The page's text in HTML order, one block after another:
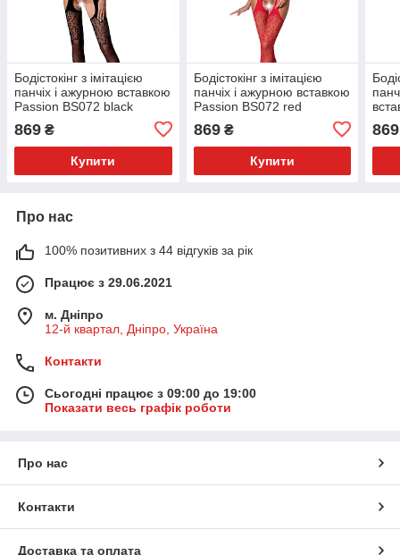
Бодістокінг з імітацією
панчіх і ажурною вставкою
Passion BS072 black
869 ₴
Купити
Бодістокінг з імітацією
панчіх і ажурною вставкою
Passion BS072 red
869₴
Купити
869
Про нас
100% позитивних з 44 відгуків за рік
Працює з 29.06.2021
м. Дніпро
12-й квартал, Дніпро, Україна
Контакти
Сьогодні працює з 09:00 до 19:00
Показати весь графік роботи
Про нас
Контакти
Доставка та оплата